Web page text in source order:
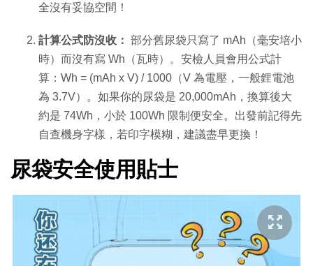
全沒有妥協空間！
計算公式防沒收： 部分舊尿袋只寫了 mAh（毫安培小
時）而沒有寫 Wh（瓦時）。安檢人員會用公式計
算： Wh = (mAh x V) / 1000 （V 為電壓，一般鋰電池
為 3.7V）。如果你的尿袋是 20,000mAh，換算後大
約是 74Wh，小於 100Wh 限制便安全。出發前記得先
自查機身字樣，若印字模糊，建議盡早更換！
尿袋安全使用貼士